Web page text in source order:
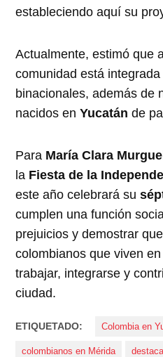
estableciendo aquí su
Actualmente, estimó que
comunidad está
binacionales, además de
nacidos enYucatán de
Para María Clara
la Fiesta de la
este año celebrará su
cumplen una función
prejuicios y demostrar
colombianos que viven en
trabajar, integrarse y
ciudad.
ETIQUETADO: Colombia en
colombianos en Mérida